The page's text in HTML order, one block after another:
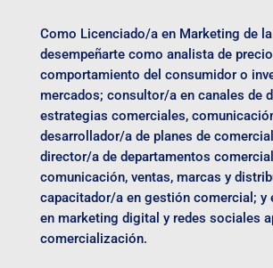
Como Licenciado/a en Marketing de la
desempeñarte como analista de
comportamiento del consumidor o
mercados; consultor/a en canales de
estrategias comerciales,
desarrollador/a de planes de
director/a de departamentos
comunicación, ventas, marcas y
capacitador/a en gestión comercial; y
en marketing digital y redes sociales
comercialización.